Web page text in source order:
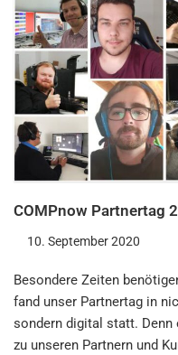
COMPnow Partnertag
10. September 2020
Besondere Zeiten
fand unser Partnertag in
sondern digital statt. Denn
zu unseren Partnern und